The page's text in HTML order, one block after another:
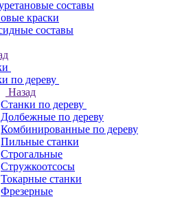
составы
краски
составы
по дереву
Назад
Станки по дереву
Долбежные по дереву
Комбинированные по дереву
Пильные станки
Строгальные
Стружкоотсосы
Токарные станки
Фрезерные